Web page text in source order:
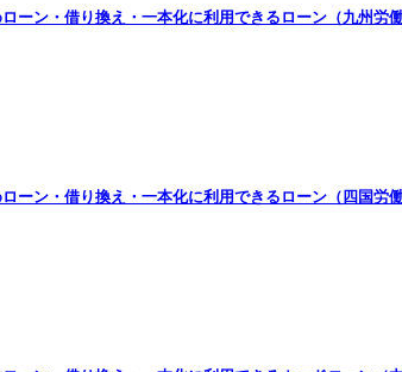
ローン・借り換え・一本化に利用できるローン（九州
ローン・借り換え・一本化に利用できるローン（四国労